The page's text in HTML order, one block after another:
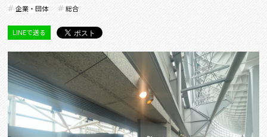
企業・団体 総合
LINEで送る